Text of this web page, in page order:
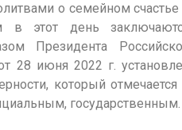
о семейном счастье
в этот день
Президента
28 июня 2022 г.
который отмечается
государственным.